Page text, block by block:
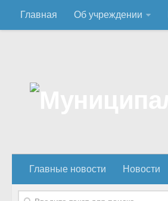
Главная Об учреждении
Главные новости Новости